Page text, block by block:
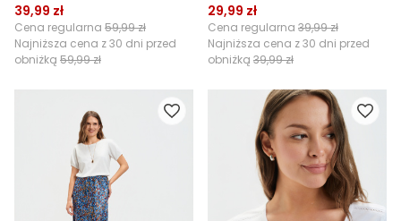
39,99 zł
Cena regularna 59,99 zł
Najniższa cena z 30 dni przed
obniżką 59,99 zł
29,99 zł
Cena regularna 39,99 zł
Najniższa cena z 30 dni przed
obniżką 39,99 zł